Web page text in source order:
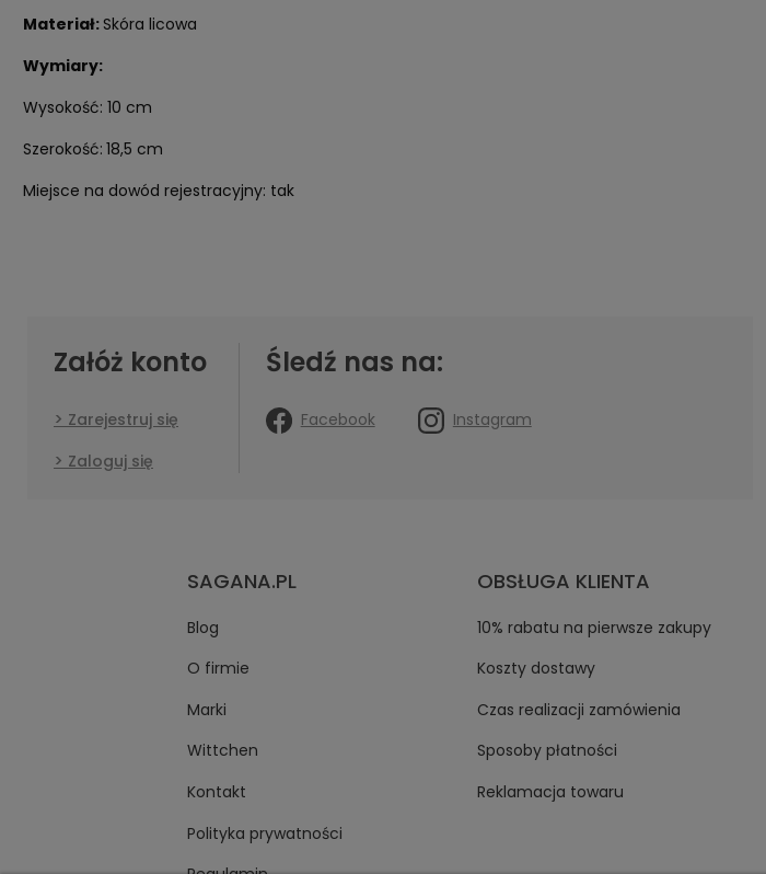
Materiał:Skóra licowa
Wymiary:
Wysokość: 10 cm
Szerokość: 18,5 cm
Miejsce na dowód rejestracyjny: tak
Załóż konto
Zarejestruj się
Zaloguj się
Śledź nas na:
Facebook Instagram
SAGANA.PL
Blog
O firmie
Marki
Wittchen
Kontakt
Polityka prywatności
OBSŁUGA KLIENTA
10% rabatu na pierwsze zakupy
Koszty dostawy
Czas realizacji zamówienia
Sposoby płatności
Reklamacja towaru